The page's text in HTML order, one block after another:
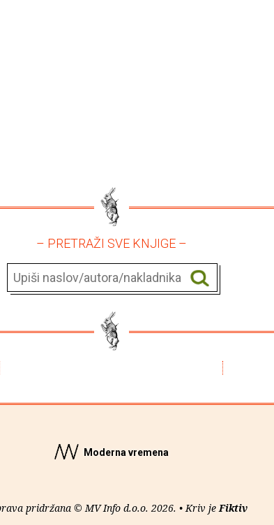
– PRETRAŽI SVE KNJIGE –
Moderna vremena
pridržana © MV Info d.o.o. 2026. • Kriv jeFiktiv